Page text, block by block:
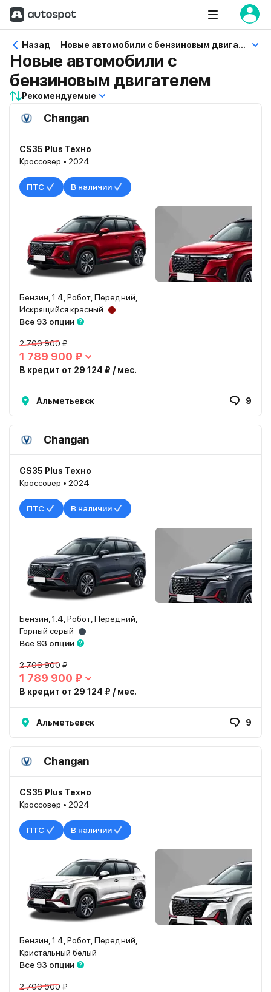
Назад Новые автомобили с бензиновым двигателем
Новые автомобили с
бензиновым двигателем
Рекомендуемые
Changan
CS35 Plus Техно
Кроссовер • 2024
ПТС В наличии
Бензин, 1.4, Робот, Передний,
Искрящийся красный
Все 93 опции
2 709 900 ₽
1 789 900 ₽
В кредит от 29 124 ₽ / мес.
Альметьевск 9
Changan
CS35 Plus Техно
Кроссовер • 2024
ПТС В наличии
Бензин, 1.4, Робот, Передний,
Горный серый
Все 93 опции
2 709 900 ₽
1 789 900 ₽
В кредит от 29 124 ₽ / мес.
Альметьевск 9
Changan
CS35 Plus Техно
Кроссовер • 2024
ПТС В наличии
Бензин, 1.4, Робот, Передний,
Кристальный белый
Все 93 опции
2 709 900 ₽